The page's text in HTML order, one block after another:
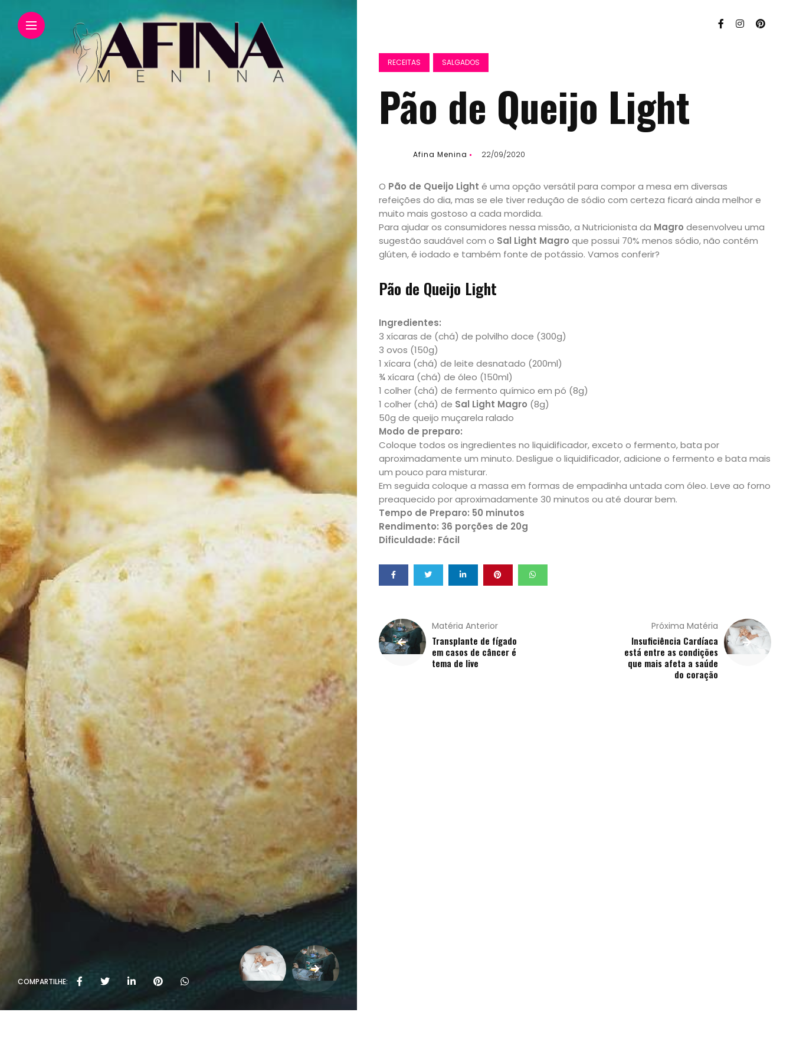
Início
Academia
Beleza
Bora
lá!
Casa
e
Decoração
Exclusiva
Homem
Mães
COMPARTILHE:
RECEITAS SALGADOS
Pão de Queijo Light
Afina Menina 22/09/2020
O Pão de Queijo Light é uma opção versátil para compor a mesa em diversas
refeições do dia, mas se ele tiver redução de sódio com certeza ficará ainda melhor e
muito mais gostoso a cada mordida.
Para ajudar os consumidores nessa missão, a Nutricionista da Magro desenvolveu uma
sugestão saudável com o Sal Light Magro que possui 70% menos sódio, não contém
glúten, é iodado e também fonte de potássio. Vamos conferir?
Pão de Queijo Light
Ingredientes:
3 xícaras de (chá) de polvilho doce (300g)
3 ovos (150g)
1 xícara (chá) de leite desnatado (200ml)
¾ xícara (chá) de óleo (150ml)
1 colher (chá) de fermento químico em pó (8g)
1 colher (chá) de Sal Light Magro (8g)
50g de queijo muçarela ralado
Modo de preparo:
Coloque todos os ingredientes no liquidificador, exceto o fermento, bata por
aproximadamente um minuto. Desligue o liquidificador, adicione o fermento e bata mais
um pouco para misturar.
Em seguida coloque a massa em formas de empadinha untada com óleo. Leve ao forno
preaquecido por aproximadamente 30 minutos ou até dourar bem.
Tempo de Preparo: 50 minutos
Rendimento: 36 porções de 20g
Dificuldade: Fácil
Matéria Anterior
Transplante de fígado
em casos de câncer é
tema de live
Próxima Matéria
Insuficiência Cardíaca
está entre as condições
que mais afeta a saúde
do coração